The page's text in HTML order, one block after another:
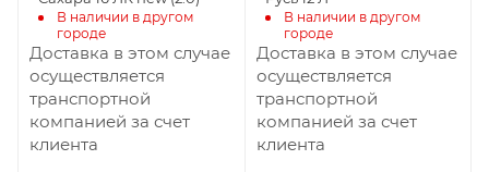
Вид топлива
Дрова
Диаметр дымохода,
мм
115
Длина дров, мм
В наличии в другом
городе
Доставка в этом случае
осуществляется
транспортной
компанией за счет
клиента
Вид топлива
Дрова
Диаметр дымохода,
мм
115
Длина дров, мм
В наличии в другом
городе
Доставка в этом случае
осуществляется
транспортной
компанией за счет
клиента